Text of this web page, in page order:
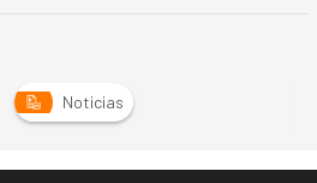
Noticias